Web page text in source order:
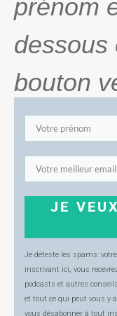
prénom
dessous
bouton
JE
Je déteste les spams:
inscrivant ici, vous
podcasts et autres
et tout ce qui peut vous y
vous désabonner à tout